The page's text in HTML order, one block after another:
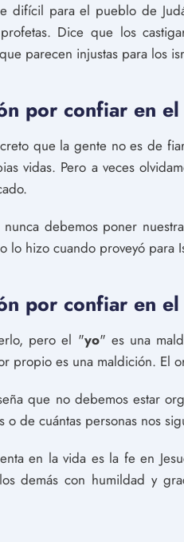
difícil para el pueblo de
Dice que los
parecen injustas para los
por confiar en
que la gente no es de
vidas. Pero a veces
nunca debemos poner
lo hizo cuando proveyó para
por confiar en
pero el "yo" es una
propio es una maldición. El
que no debemos estar
o de cuántas personas nos
en la vida es la fe en
demás con humildad y